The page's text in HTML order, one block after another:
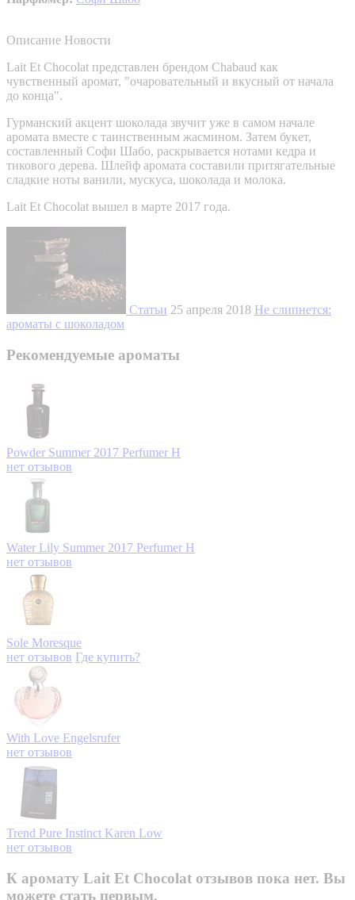
Описание Новости
Lait Et Chocolat представлен брендом Chabaud как
чувственный аромат, "очаровательный и вкусный от начала
до конца".
Гурманский акцент шоколада звучит уже в самом начале
аромата вместе с таинственным жасмином. Затем букет,
составленный Софи Шабо, раскрывается нотами кедра и
тикового дерева. Шлейф аромата составили притягательные
сладкие ноты ванили, мускуса, шоколада и молока.
Lait Et Chocolat вышел в марте 2017 года.
Статьи 25 апреля 2018 Не слипнется:
ароматы с шоколадом
Рекомендуемые ароматы
Powder Summer 2017 Perfumer H
нет отзывов
Water Lily Summer 2017 Perfumer H
нет отзывов
Sole Moresque
нет отзывов Где купить?
With Love Engelsrufer
нет отзывов
Trend Pure Instinct Karen Low
нет отзывов
К аромату Lait Et Chocolat отзывов пока нет. Вы
можете стать первым.